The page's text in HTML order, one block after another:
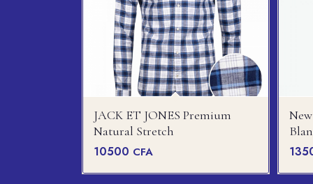
JACK ET JONES Premium
Natural Stretch
10500 CFA